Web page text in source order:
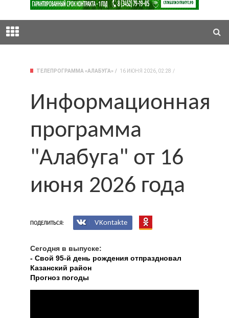
ТЕЛЕПРОГРАММА «АЛАБУГА» 16 ИЮНЯ 2026, 02:28
Информационная
программа
"Алабуга" от 16
июня 2026 года
ПОДЕЛИТЬСЯ: VKontakte
Сегодня в выпуске:
- Свой 95-й день рождения отпраздновал
Казанский район
Прогноз погоды